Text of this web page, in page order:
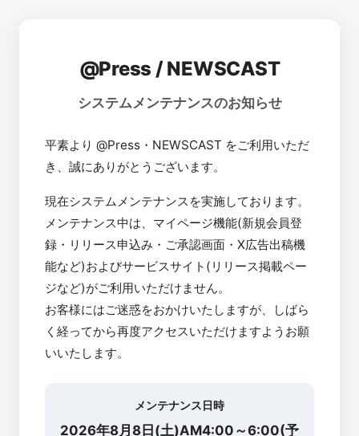
@Press / NEWSCAST
システムメンテナンスのお知らせ
平素より @Press・NEWSCAST をご利用いただ
き、誠にありがとうございます。
現在システムメンテナンスを実施しております。
メンテナンス中は、マイページ機能(新規会員登
録・リリース申込み・ご承認画面・X広告出稿機
能など)およびサービスサイト(リリース掲載ペー
ジなど)がご利用いただけません。
お客様にはご迷惑をおかけいたしますが、しばら
く経ってから再度アクセスいただけますようお願
いいたします。
メンテナンス日時
2026年8月8日(土)AM4:00～6:00(予